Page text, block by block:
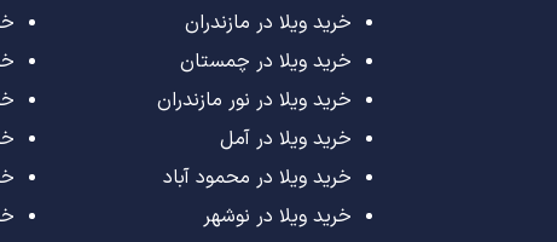
خرید ویلا در مازندران
خرید ویلا در چمستان
خرید ویلا در نور مازندران
خرید ویلا در آمل
خرید ویلا در محمود آباد
خرید ویلا در نوشهر